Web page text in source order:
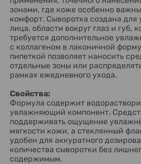
и не перегружать её активными
Порядок применения:
Наберите пипеткой необходимое
на кончики пальцев или ватный диск.
вокруг глаз, губ, отдельные участки
После этого продолжите обычный
Дозировка:
Подходящее количество по
Активные компоненты:
Водорастворимый коллаген —
формулы, предназначенный для ухода
поддержания ощущения мягкости и
Полный состав:
Вода, BG, водорастворимый коллаген,
лимонная кислота, цитрат натрия.
зонами, где коже особенно
комфорт. Сыворотка создана для
лица, области вокруг глаз и губ,
требуется дополнительное
с коллагеном в лаконичной
пипеткой позволяет наносить
отдельные зоны или
рамках ежедневного ухода.
Свойства:
Формула содержит
увлажняющий компонент.
поддерживать ощущение
мягкости кожи, а стеклянный
удобен для аккуратного
количества сыворотки без
содержимым.